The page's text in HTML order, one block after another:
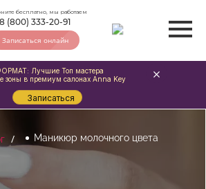
бесплатно, мы работаем
8 (800) 333-20-91
Записаться онлайн
Маникюр молочного цвета
Лучшие Топ мастера
зоны в премиум салонах Anna Key
Записаться